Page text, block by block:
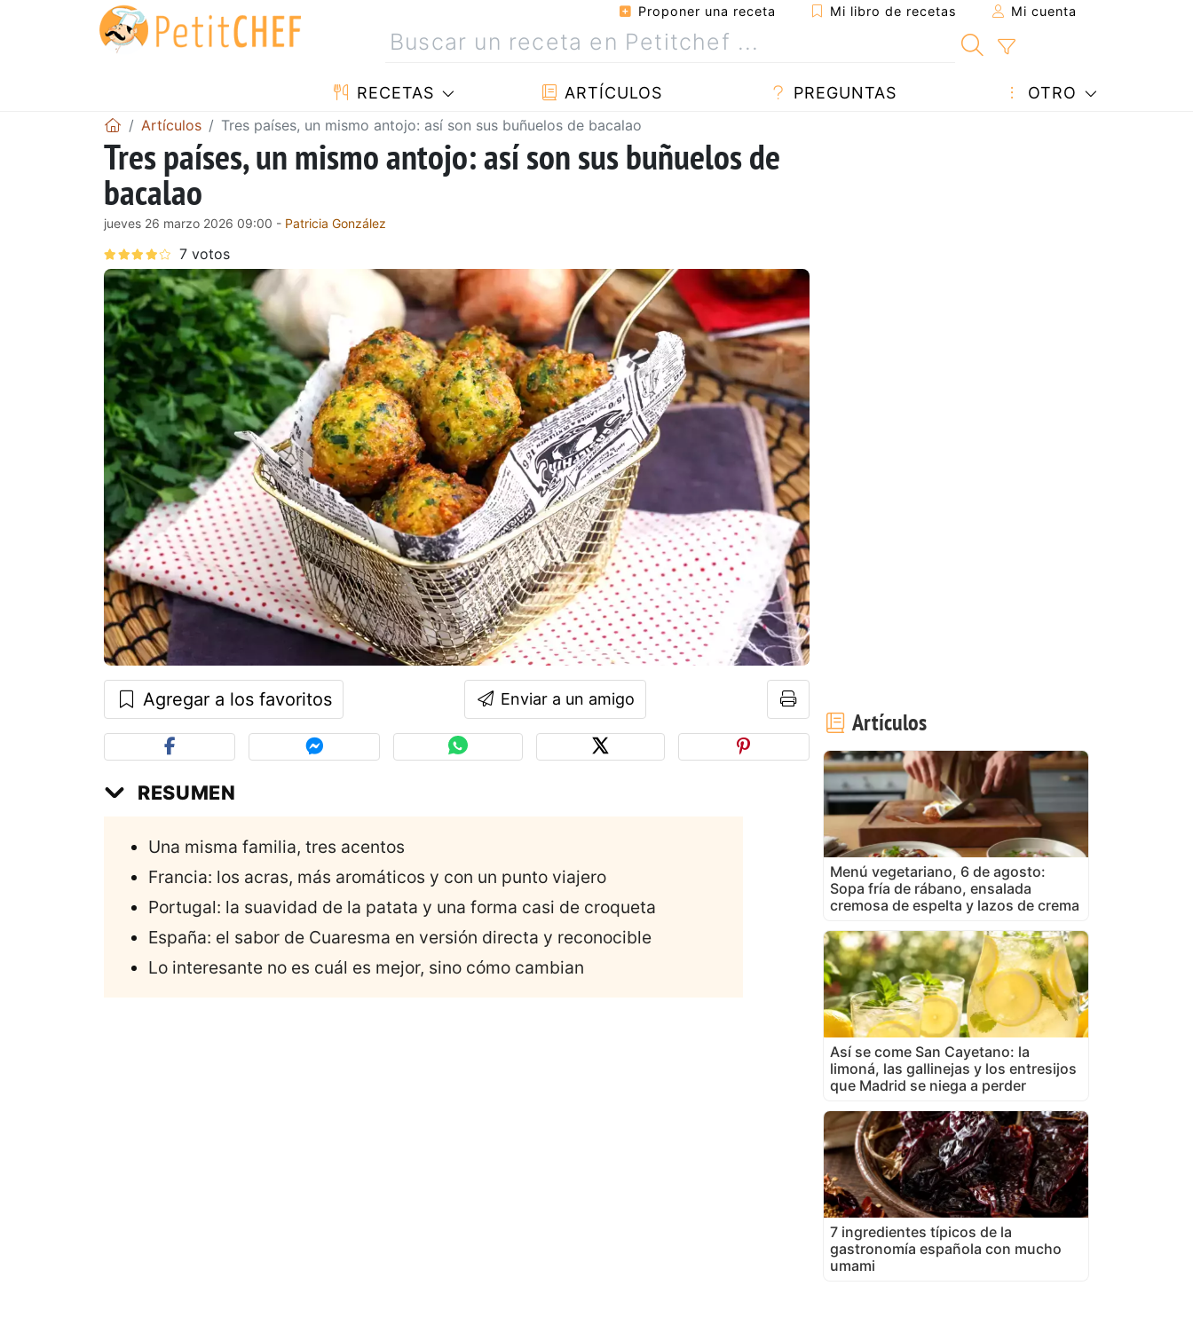
Proponer una receta Mi libro de recetas Mi cuenta
RECETAS ARTÍCULOS PREGUNTAS OTRO
Artículos Tres países, un mismo antojo: así son sus buñuelos de bacalao
Tres países, un mismo antojo: así son sus buñuelos de
bacalao
jueves 26 marzo 2026 09:00 - Patricia González
Agregar a los favoritos Enviar a un amigo
RESUMEN
Una misma familia, tres acentos
Francia: los acras, más aromáticos y con un punto viajero
Portugal: la suavidad de la patata y una forma casi de croqueta
España: el sabor de Cuaresma en versión directa y reconocible
Lo interesante no es cuál es mejor, sino cómo cambian
Artículos
Menú vegetariano, 6 de agosto:
Sopa fría de rábano, ensalada
cremosa de espelta y lazos de crema
Así se come San Cayetano: la
limoná, las gallinejas y los entresijos
que Madrid se niega a perder
7 ingredientes típicos de la
gastronomía española con mucho
umami